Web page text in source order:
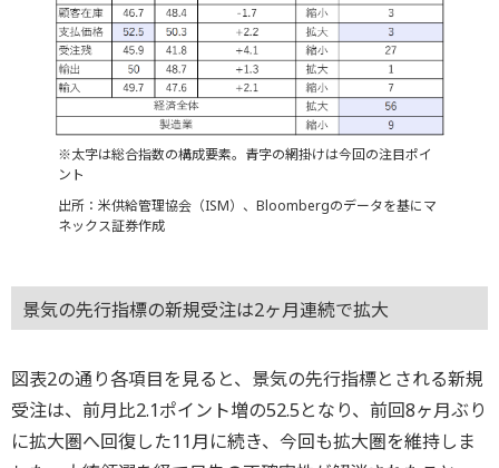
※太字は総合指数の構成要素。青字の網掛けは今回の注目ポイ
ント
出所：米供給管理協会（ISM）、Bloombergのデータを基にマ
ネックス証券作成
景気の先行指標の新規受注は2ヶ月連続で拡大
図表2の通り各項目を見ると、景気の先行指標とされる新規
受注は、前月比2.1ポイント増の52.5となり、前回8ヶ月ぶり
に拡大圏へ回復した11月に続き、今回も拡大圏を維持しま